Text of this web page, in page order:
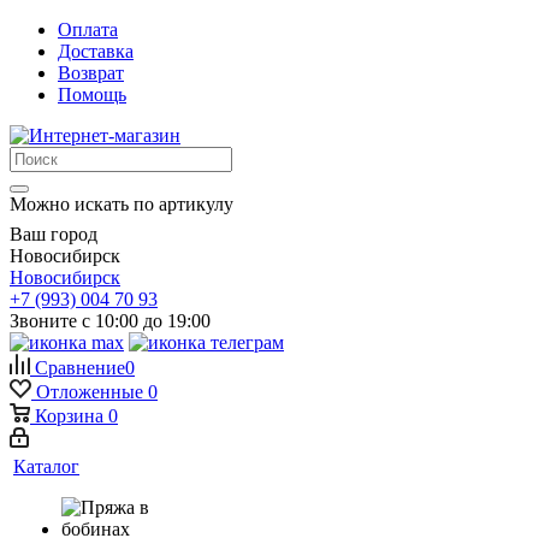
Оплата
Доставка
Возврат
Помощь
Можно искать по артикулу
Ваш город
Новосибирск
Новосибирск
+7 (993) 004 70 93
Звоните с 10:00 до 19:00
Сравнение0
Отложенные 0
Корзина 0
Каталог